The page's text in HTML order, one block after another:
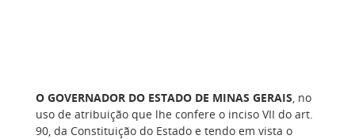
O GOVERNADOR DO ESTADO DE MINAS GERAIS, no
uso de atribuição que lhe confere o inciso VII do art.
90, da Constituição do Estado e tendo em vista o